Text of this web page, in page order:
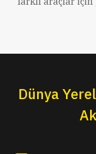
Dünya